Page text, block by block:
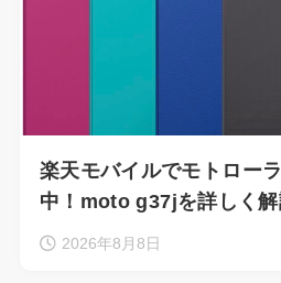
楽天モバイルでモトロー
中！moto g37jを詳しく
2026年8月8日